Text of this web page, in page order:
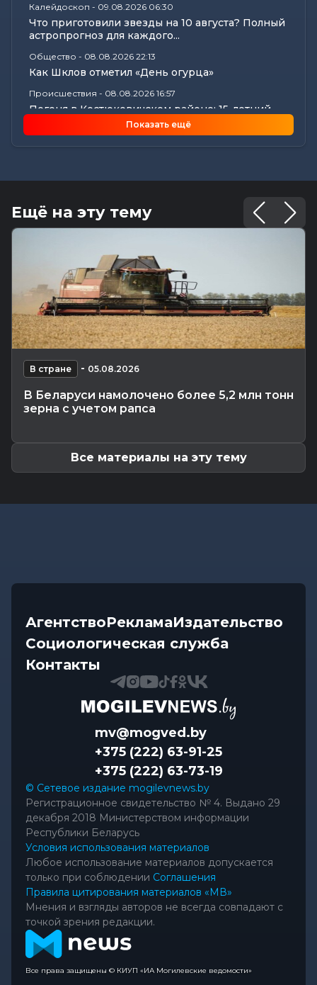
Калейдоскоп - 09.08.2026 06:30
Что приготовили звезды на 10 августа? Полный
астропрогноз для каждого...
Общество - 08.08.2026 22:13
Как Шклов отметил «День огурца»
Происшествия - 08.08.2026 16:57
Погоня в Костюковичском районе: 15-летний
мотоциклист пытался...
Смертельное ДТП в Белыничском районе:
мотоциклист погиб на месте
Погода 9 августа в Могилевской области: без
осадков и комфортные...
Видеоновости -08.08.2026 10:04
Готовим вкусно | медальоны из говядины, салат
с баклажанами, заливной...
Калейдоскоп -08.08.2026 06:30
Что приготовили звезды на 9 августа:
инструкции по управлению судьбой
Главное - 07.08.2026 20:30
От автолавок до цен на продукты: Лукашенко
Показать ещё
Ещё на эту тему
В стране - 05.08.2026
В Беларуси намолочено более 5,2 млн тонн
зерна с учетом рапса
Все материалы на эту тему
АгентствоРекламаИздательство
Социологическая служба
Контакты
mv@mogved.by
+375 (222) 63-91-25
+375 (222) 63-73-19
© Сетевое издание mogilevnews.by
Регистрационное свидетельство № 4. Выдано 29
декабря 2018 Министерством информации
Республики Беларусь
Условия использования материалов
Любое использование материалов допускается
только при соблюдении Соглашения
Правила цитирования материалов «МВ»
Мнения и взгляды авторов не всегда совпадают с
точкой зрения редакции.
Все права защищены © КИУП «ИА Могилевские ведомости»